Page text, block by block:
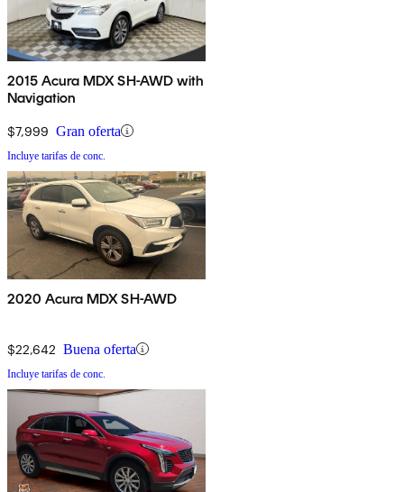
2015 Acura MDX SH-AWD with
Navigation
$7,999 Gran oferta
Incluye tarifas de conc.
2020 Acura MDX SH-AWD
$22,642 Buena oferta
Incluye tarifas de conc.